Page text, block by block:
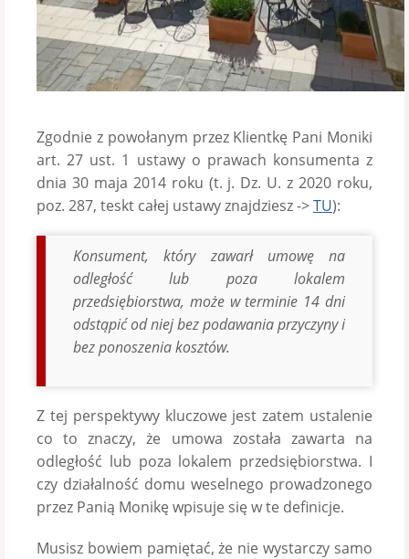
Zgodnie z powołanym przez Klientkę Pani Moniki
art. 27 ust. 1 ustawy o prawach konsumenta z
dnia 30 maja 2014 roku (t. j. Dz. U. z 2020 roku,
poz. 287, teskt całej ustawy znajdziesz ->TU):
Konsument, który zawarł umowę na
odległość lub poza lokalem
przedsiębiorstwa, może w terminie 14 dni
odstąpić od niej bez podawania przyczyny i
bez ponoszenia kosztów.
Z tej perspektywy kluczowe jest zatem ustalenie
co to znaczy, że umowa została zawarta na
odległość lub poza lokalem przedsiębiorstwa. I
czy działalność domu weselnego prowadzonego
przez Panią Monikę wpisuje się w te definicje.
Musisz bowiem pamiętać, że nie wystarczy samo